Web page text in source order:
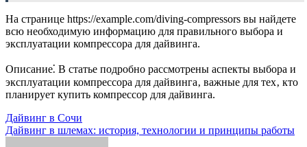
На странице https://example.com/diving-compressors вы найдете
всю необходимую информацию для правильного выбора и
эксплуатации компрессора для дайвинга.
Описание⁚ В статье подробно рассмотрены аспекты выбора и
эксплуатации компрессора для дайвинга‚ важные для тех‚ кто
планирует купить компрессор для дайвинга.
Навигация
по
Дайвинг в Сочи
Дайвинг в шлемах: история, технологии и принципы работы